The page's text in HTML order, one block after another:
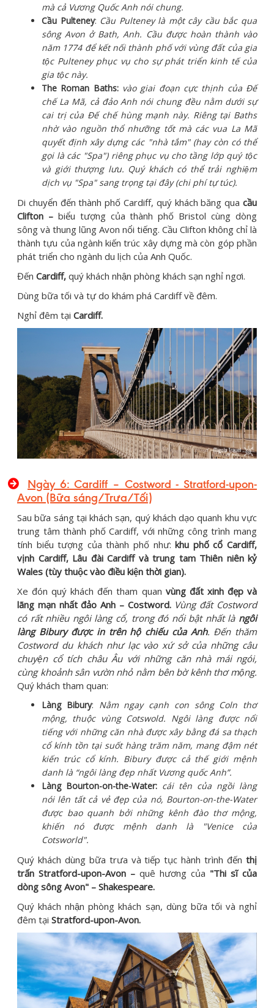
mà cả Vương Quốc Anh nói chung.
Cầu Pulteney: Cầu Pulteney là một cây cầu bắc qua
sông Avon ở Bath, Anh. Cầu được hoàn thành vào
năm 1774 để kết nối thành phố với vùng đất của gia
tộc Pulteney phục vụ cho sự phát triển kinh tế của
gia tộc này.
The Roman Baths: vào giai đoạn cực thịnh của Đế
chế La Mã, cả đảo Anh nói chung đều nằm dưới sự
cai trị của Đế chế hùng mạnh này. Riêng tại Baths
nhờ vào nguồn thổ nhưỡng tốt mà các vua La Mã
quyết định xây dựng các "nhà tắm" (hay còn có thể
gọi là các "Spa") riêng phục vụ cho tầng lớp quý tộc
và giới thượng lưu. Quý khách có thể trải nghiệm
dịch vụ "Spa" sang trọng tại đây (chi phí tự túc).
Di chuyển đến thành phố Cardiff, quý khách băng qua cầu
Clifton – biểu tượng của thành phố Bristol cùng dòng
sông và thung lũng Avon nổi tiếng. Cầu Clifton không chỉ là
thành tựu của ngành kiến trúc xây dựng mà còn góp phần
phát triển cho ngành du lịch của Anh Quốc.
Đến Cardiff, quý khách nhận phòng khách sạn nghỉ ngơi.
Dùng bữa tối và tự do khám phá Cardiff về đêm.
Nghỉ đêm tại Cardiff.
Ngày 6: Cardiff – Costword - Stratford-upon-
Avon (Bữa sáng/Trưa/Tối)
Sau bữa sáng tại khách sạn, quý khách dạo quanh khu vực
trung tâm thành phố Cardiff, với những công trình mang
tính biểu tượng của thành phố như:khu phố cổ Cardiff,
vịnh Cardiff, Lâu đài Cardiff và trung tam Thiên niên kỷ
Wales (tùy thuộc vào điều kiện thời gian).
Xe đón quý khách đến tham quan vùng đất xinh đẹp và
lãng mạn nhất đảo Anh – Costword. Vùng đất Costword
có rất nhiều ngôi làng cổ, trong đó nổi bật nhất là ngôi
làng Bibury được in trên hộ chiếu của Anh. Đến thăm
Costword du khách như lạc vào xứ sở của những câu
chuyện cổ tích châu Âu với những căn nhà mái ngói,
cùng khoảnh sân vườn nhỏ nằm bên bờ kênh thơ mộng.
Quý khách tham quan:
Làng Bibury: Nằm ngay cạnh con sông Coln thơ
mộng, thuộc vùng Cotswold. Ngôi làng được nổi
tiếng với những căn nhà được xây bằng đá sa thạch
cổ kính tồn tại suốt hàng trăm năm, mang đậm nét
kiến trúc cổ kính. Bibury được cả thế giới mệnh
danh là “ngôi làng đẹp nhất Vương quốc Anh”.
Làng Bourton-on-the-Water: cái tên của ngồi làng
nói lên tất cả vẻ đẹp của nó, Bourton-on-the-Water
được bao quanh bởi những kênh đào thơ mộng,
khiến nó được mệnh danh là "Venice của
Cotsworld".
Quý khách dùng bữa trưa và tiếp tục hành trình đến thị
trấn Stratford-upon-Avon – quê hương của "Thi sĩ của
dòng sông Avon" – Shakespeare.
Quý khách nhận phòng khách sạn, dùng bữa tối và nghỉ
đêm tại Stratford-upon-Avon.